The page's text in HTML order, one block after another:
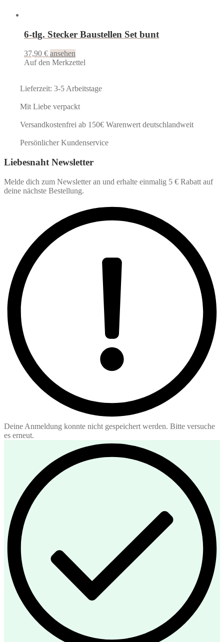
6-tlg. Stecker Baustellen Set bunt
37,90 € ansehen
Auf den Merkzettel
Lieferzeit: 3-5 Arbeitstage
Mit Liebe verpackt
Versandkostenfrei ab 150€ Warenwert deutschlandweit
Persönlicher Kundenservice
Liebesnaht Newsletter
Melde dich zum Newsletter an und erhalte einmalig 5 € Rabatt auf
deine nächste Bestellung.
Deine Anmeldung konnte nicht gespeichert werden. Bitte versuche
es erneut.